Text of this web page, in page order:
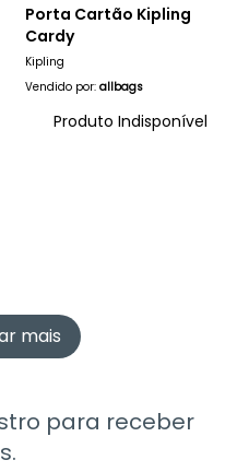
Porta Cartão Kipling
Cardy
Kipling
Vendido por: allbags
Produto Indisponível
mais
para receber